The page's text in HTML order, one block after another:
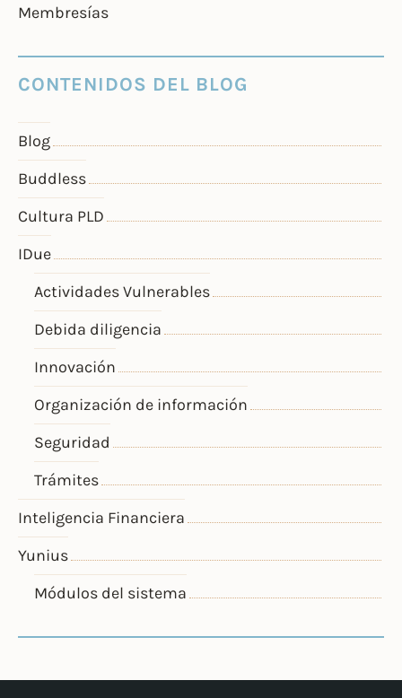
Membresías
CONTENIDOS DEL BLOG
Blog
Buddless
Cultura PLD
IDue
Actividades Vulnerables
Debida diligencia
Innovación
Organización de información
Seguridad
Trámites
Inteligencia Financiera
Yunius
Módulos del sistema